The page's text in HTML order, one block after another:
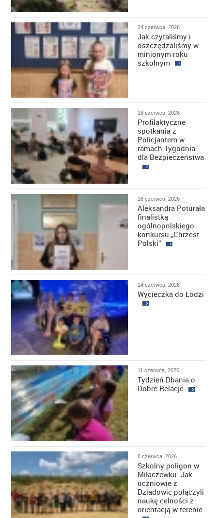
24 czerwca, 2026
Jak czytaliśmy i
oszczędzaliśmy w
minionym roku
szkolnym
18 czerwca, 2026
Profilaktyczne
spotkania z
Policjantem w
ramach Tygodnia
dla Bezpieczeństwa
16 czerwca, 2026
Aleksandra Poturała
finalistką
ogólnopolskiego
konkursu „Chrzest
Polski”
14 czerwca, 2026
Wycieczka do Łodzi
11 czerwca, 2026
Tydzień Dbania o
Dobre Relacje
8 czerwca, 2026
Szkolny poligon w
Miłaczewku. Jak
uczniowie z
Dziadowic połączyli
naukę celności z
orientacją w terenie